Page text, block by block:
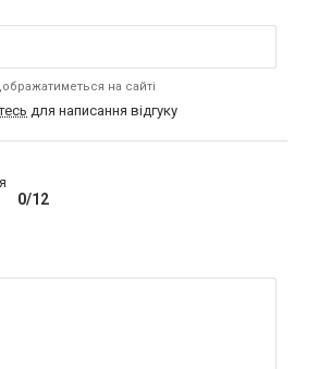
на сайті
для написання відгуку
0/12